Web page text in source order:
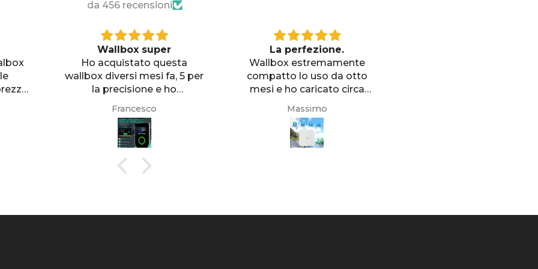
da 456 recensioni
5 per
il
La perfezione.
Wallbox estremamente
compatto lo uso da otto
mesi e ho caricato circa
App perfetta. Comoda la
nota dei kW caricati
mensilmente. Imposto la
ricarica a 22 ampere (4,5kw/h
circa) e poi la gestisco a
Massimo
YL Wallbox EV 7KW
Ottimo prodotto, tempi di
consegna rapidi ed
assistenza puntuale.
Veramente soddisfatta della
scelta.
Alessia